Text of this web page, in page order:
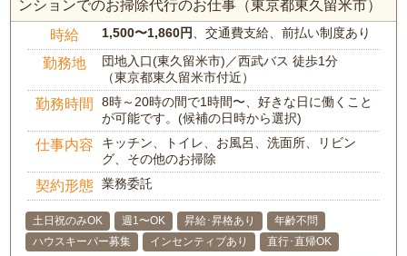
ンションでのお掃除代行のお仕事（東京都東久留米市）
時給 1,500〜1,860円 、交通費支給、前払い制度あり
勤務地
団地入口(東久留米市)／西武バス 徒歩1分
（東京都東久留米市付近）
勤務時間
8時～20時の間で1時間〜、好きな日に働くこと
が可能です。(候補の日時から選択)
仕事内容
キッチン、トイレ、お風呂、洗面所、リビン
グ、その他のお掃除
契約形態 業務委託
土日祝のみOK 週1〜OK 昇給･昇格あり
年齢不問
ハウスキーパー募集
インセンティブあり 直行･直帰OK